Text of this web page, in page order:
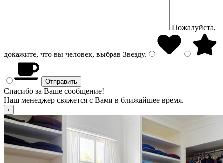
Пожалуйста,
докажите, что вы человек, выбрав Звезду.
Спасибо за Ваше сообщение!
Наш менеджер свяжется с Вами в ближайшее время.